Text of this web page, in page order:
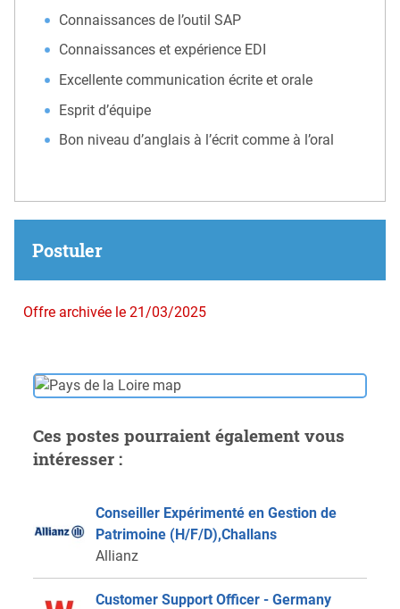
Connaissances de l’outil SAP
Connaissances et expérience EDI
Excellente communication écrite et orale
Esprit d’équipe
Bon niveau d’anglais à l’écrit comme à l’oral
Postuler
Offre archivée le 21/03/2025
Ces postes pourraient également vous
intéresser :
Conseiller Expérimenté en Gestion de
Patrimoine (H/F/D),Challans
Allianz
Customer Support Officer - Germany